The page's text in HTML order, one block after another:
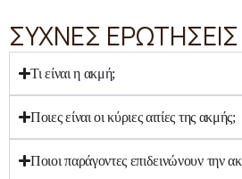
ΣΥΧΝΕΣ ΕΡΩΤΗΣΕΙΣ
Τι είναι η ακμή;
Ποιες είναι οι κύριες αιτίες της ακμής;
Ποιοι παράγοντες επιδεινώνουν την